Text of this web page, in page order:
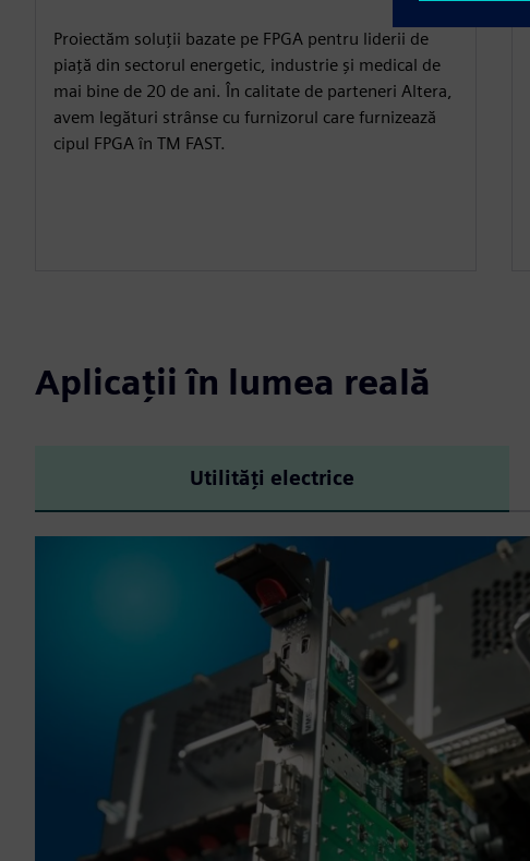
Proiectăm soluții bazate pe FPGA pentru liderii de
piață din sectorul energetic, industrie și medical de
mai bine de 20 de ani. În calitate de parteneri Altera,
avem legături strânse cu furnizorul care furnizează
cipul FPGA în TM FAST.
Aplicații în lumea reală
Utilități electrice